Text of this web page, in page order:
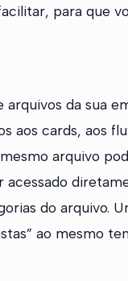
para que
da sua
aos cards, aos
arquivo
do arquivo.
ao mesmo